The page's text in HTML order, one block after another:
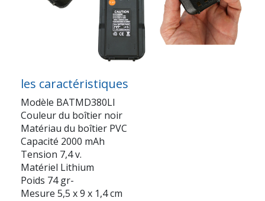
les caractéristiques
Modèle BATMD380LI
Couleur du boîtier noir
Matériau du boîtier PVC
Capacité 2000 mAh
Tension 7,4 v.
Matériel Lithium
Poids 74 gr-
Mesure 5,5 x 9 x 1,4 cm